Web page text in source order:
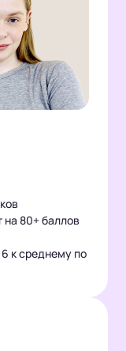
80+ баллов
к среднему по